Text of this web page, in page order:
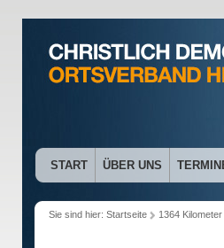
START ÜBER UNS
Sie sind hier: Startseite 1364